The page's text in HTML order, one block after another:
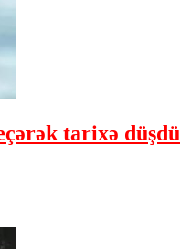
tarixə düşdü